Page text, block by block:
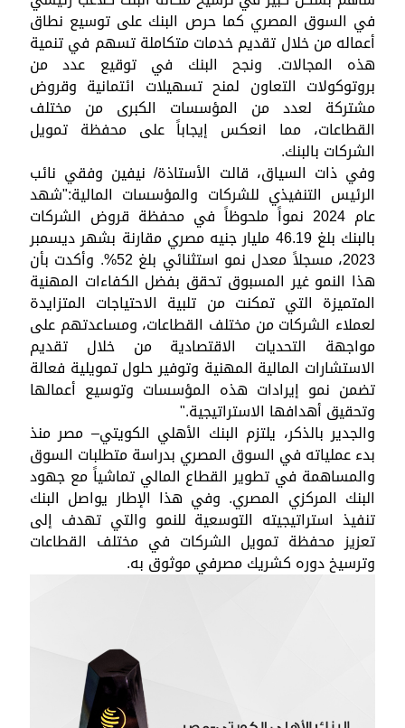
في السوق المصري كما حرص البنك على توسيع نطاق
أعماله من خلال تقديم خدمات متكاملة تسهم في تنمية
هذه المجالات. ونجح البنك في توقيع عدد من
بروتوكولات التعاون لمنح تسهيلات ائتمانية وقروض
مشتركة لعدد من المؤسسات الكبرى من مختلف
القطاعات، مما انعكس إيجاباً على محفظة تمويل
الشركات بالبنك.
وفي ذات السياق، قالت الأستاذة/ نيفين وفقي نائب
الرئيس التنفيذي للشركات والمؤسسات المالية:"شهد
عام 2024 نمواً ملحوظاً في محفظة قروض الشركات
بالبنك بلغ 46.19 مليار جنيه مصري مقارنة بشهر ديسمبر
2023، مسجلاً معدل نمو استثنائي بلغ 52%. وأكدت بأن
هذا النمو غير المسبوق تحقق بفضل الكفاءات المهنية
المتميزة التي تمكنت من تلبية الاحتياجات المتزايدة
لعملاء الشركات من مختلف القطاعات، ومساعدتهم على
مواجهة التحديات الاقتصادية من خلال تقديم
الاستشارات المالية المهنية وتوفير حلول تمويلية فعالة
تضمن نمو إيرادات هذه المؤسسات وتوسيع أعمالها
وتحقيق أهدافها الاستراتيجية."
والجدير بالذكر، يلتزم البنك الأهلي الكويتي– مصر منذ
بدء عملياته في السوق المصري بدراسة متطلبات السوق
والمساهمة في تطوير القطاع المالي تماشياً مع جهود
البنك المركزي المصري. وفي هذا الإطار يواصل البنك
تنفيذ استراتيجيته التوسعية للنمو والتي تهدف إلى
تعزيز محفظة تمويل الشركات في مختلف القطاعات
وترسيخ دوره كشريك مصرفي موثوق به.